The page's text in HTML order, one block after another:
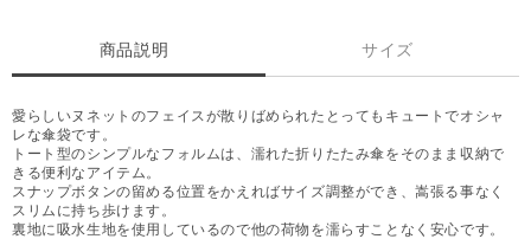
商品説明 サイズ
愛らしいヌネットのフェイスが散りばめられたとってもキュートでオシャ
レな傘袋です。
トート型のシンプルなフォルムは、濡れた折りたたみ傘をそのまま収納で
きる便利なアイテム。
スナップボタンの留める位置をかえればサイズ調整ができ、嵩張る事なく
スリムに持ち歩けます。
裏地に吸水生地を使用しているので他の荷物を濡らすことなく安心です。